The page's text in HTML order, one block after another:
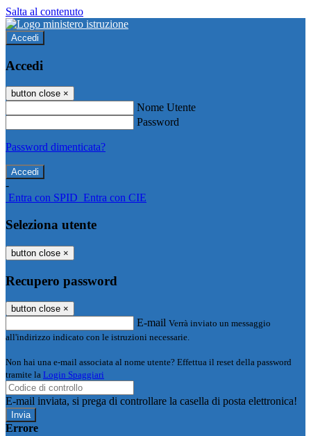
Salta al contenuto
Accedi
Accedi
button close ×
Nome Utente
Password
Password dimenticata?
-
Entra con SPID Entra con CIE
Seleziona utente
button close ×
Recupero password
button close ×
E-mail Verrà inviato un messaggio
all'indirizzo indicato con le istruzioni necessarie.
Non hai una e-mail associata al nome utente? Effettua il reset della password
tramite la Login Spaggiari
E-mail inviata, si prega di controllare la casella di posta elettronica!
Errore